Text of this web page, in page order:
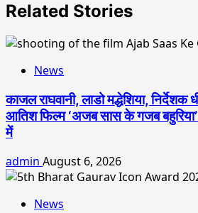
Related Stories
News
काजल राघवानी, लाडो मद्धेशिया, निर्देशक
आतिश फिल्म ‘अजब सास के गजब
में
admin August 6, 2026
News